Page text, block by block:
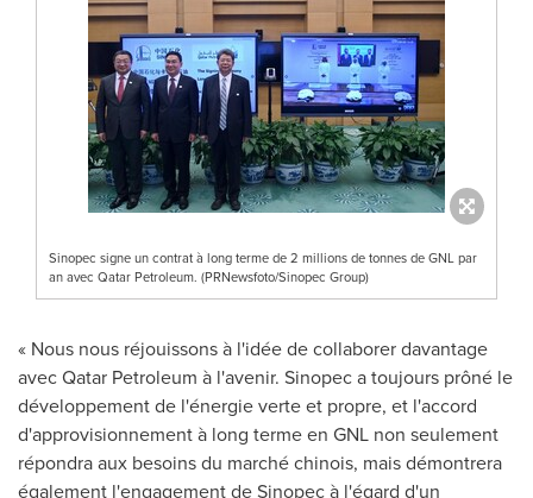
Sinopec signe un contrat à long terme de 2 millions de tonnes de GNL par
an avec Qatar Petroleum. (PRNewsfoto/Sinopec Group)
« Nous nous réjouissons à l'idée de collaborer davantage
avec Qatar Petroleum à l'avenir. Sinopec a toujours prôné le
développement de l'énergie verte et propre, et l'accord
d'approvisionnement à long terme en GNL non seulement
répondra aux besoins du marché chinois, mais démontrera
également l'engagement de Sinopec à l'égard d'un